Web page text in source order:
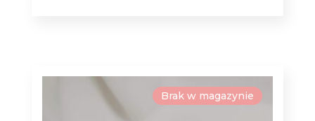
Brak w magazynie